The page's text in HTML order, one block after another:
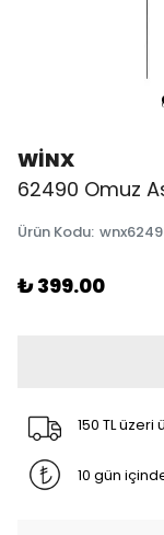
WİNX
62490 Omuz
Ürün Kodu:
₺ 399.00
150 TL
10 gün